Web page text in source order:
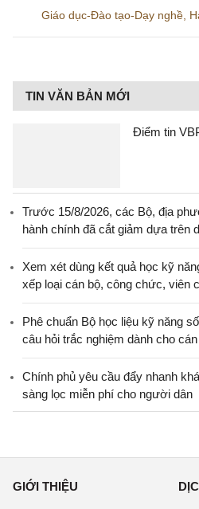
Giáo dục-Đào tạo-Dạy nghề,
TIN VĂN BẢN MỚI
Điểm tin
Trước 15/8/2026, các Bộ, địa
hành chính đã cắt giảm dựa trên
Xem xét dùng kết quả học kỹ
xếp loại cán bộ, công chức, viên
Phê chuẩn Bộ học liệu kỹ năng
câu hỏi trắc nghiệm dành cho
Chính phủ yêu cầu đẩy nhanh
sàng lọc miễn phí cho người dân
GIỚI THIỆU